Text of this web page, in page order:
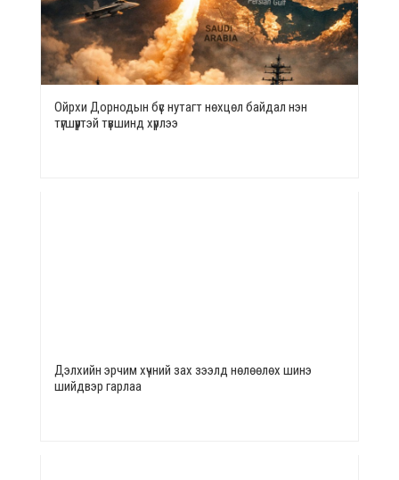
Ойрхи Дорнодын бүс нутагт нөхцөл байдал нэн
түгшүүртэй түвшинд хүрлээ
Дэлхийн эрчим хүчний зах зээлд нөлөөлөх шинэ
шийдвэр гарлаа